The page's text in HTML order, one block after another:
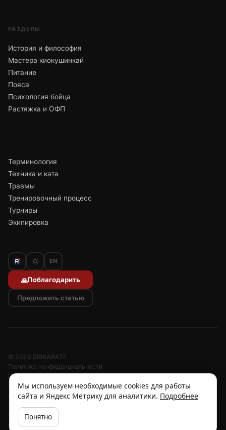
РАЗДЕЛЫ
История и философия
Мастера киокушинкай
Питание
Пояса
Психология бойца
Растяжка и ОФП
Терминология
Техника и ката
Травмы
Тренировочный процесс
Турниры
Экипировка
EN
🙏Поблагодарить
Предложить статью
© 2026 SIBKARATE
Политика конфиденциальности
Отписаться от рассылок
Согласие на обработку персональных данных
Согласие на рассылку
Отзыв согласия
Cookies
Об авторе
Мы используем необходимые cookies для работы
сайта и Яндекс Метрику для аналитики. Подробнее
Понятно